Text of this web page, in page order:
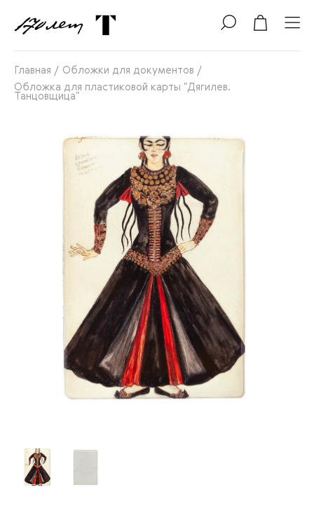
Главная / Обложки для документов /
Обложка для пластиковой карты "Дягилев.
Танцовщица"